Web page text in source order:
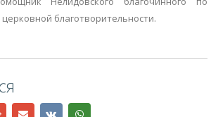
благотворительности.